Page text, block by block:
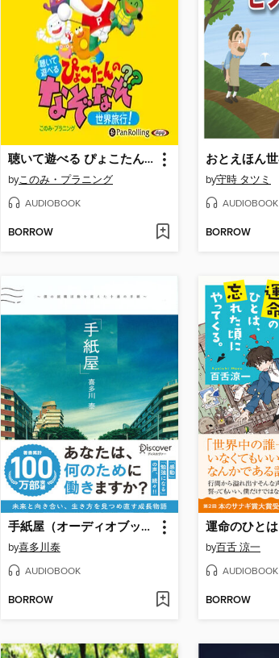
聴いて遊べる ぴょこたんのなぞなぞ世界旅行
byこのみ・プラニング
AUDIOBOOK
BORROW
by守時 タツミ
AUDIOBOOK
BORROW
手紙屋（オーディオブック）
by喜多川泰
AUDIOBOOK
BORROW
by百舌 涼一
AUDIOBOOK
BORROW